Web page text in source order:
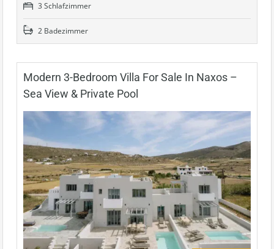
3 Schlafzimmer
2 Badezimmer
Modern 3-Bedroom Villa For Sale In Naxos –
Sea View & Private Pool